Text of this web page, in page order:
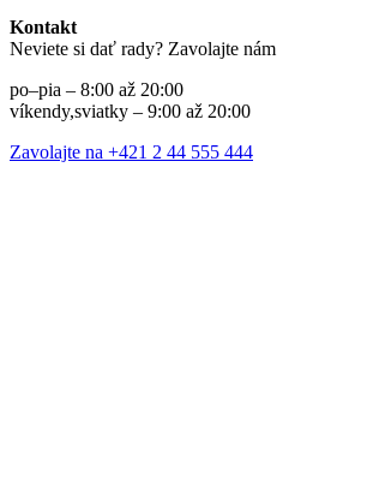
Kontakt
Neviete si dať rady? Zavolajte nám
po–pia – 8:00 až 20:00
víkendy,sviatky – 9:00 až 20:00
Zavolajte na +421 2 44 555 444